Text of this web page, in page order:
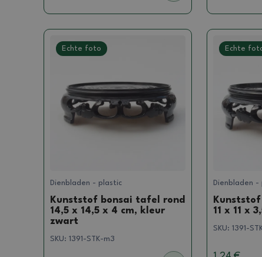
Echte foto
Dienbladen - plastic
Kunststof bonsai tafel rond
14,5 x 14,5 x 4 cm, kleur
zwart
SKU: 1391-STK-m3
Echte
Dienbladen -
11 x 11 x
SKU: 1391-